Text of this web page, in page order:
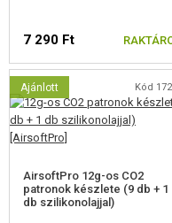
7 290 Ft
Ajánlott Kód
AirsoftPro 12g-os CO2
patronok készlete (9 db + 1
db szilikonolajjal)